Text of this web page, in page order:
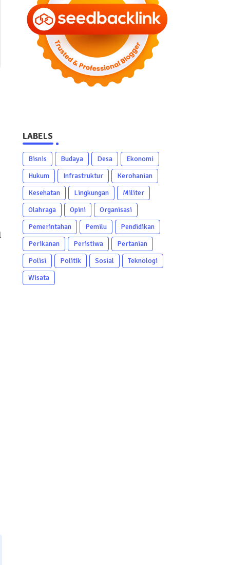
LABELS
Bisnis Budaya Desa
Ekonomi
Hukum
Infrastruktur
Kerohanian
Kesehatan
Lingkungan
Militer
Olahraga
Opini
Organisasi
Pemerintahan
Pemilu
Pendidikan
Perikanan
Peristiwa
Pertanian
Polisi
Politik Sosial
Teknologi
Wisata